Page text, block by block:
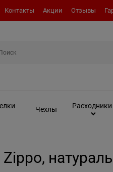
Контакты Акции Отзывы
Чехлы Расходники